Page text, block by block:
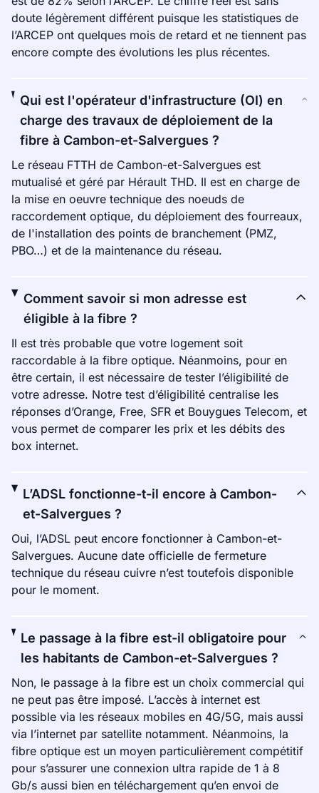
doute légèrement différent puisque les statistiques de
l’ARCEP ont quelques mois de retard et ne tiennent pas
encore compte des évolutions les plus récentes.
Qui est l'opérateur d'infrastructure (OI) en
charge des travaux de déploiement de la
fibre à Cambon-et-Salvergues ?
Le réseau FTTH de Cambon-et-Salvergues est
mutualisé et géré par Hérault THD. Il est en charge de
la mise en oeuvre technique des noeuds de
raccordement optique, du déploiement des fourreaux,
de l'installation des points de branchement (PMZ,
PBO…) et de la maintenance du réseau.
Comment savoir si mon adresse est
éligible à la fibre ?
Il est très probable que votre logement soit
raccordable à la fibre optique. Néanmoins, pour en
être certain, il est nécessaire de tester l’éligibilité de
votre adresse. Notre test d’éligibilité centralise les
réponses d’Orange, Free, SFR et Bouygues Telecom, et
vous permet de comparer les prix et les débits des
box internet.
L’ADSL fonctionne-t-il encore à Cambon-
et-Salvergues ?
Oui, l’ADSL peut encore fonctionner à Cambon-et-
Salvergues. Aucune date officielle de fermeture
technique du réseau cuivre n’est toutefois disponible
pour le moment.
Le passage à la fibre est-il obligatoire pour
les habitants de Cambon-et-Salvergues ?
Non, le passage à la fibre est un choix commercial qui
ne peut pas être imposé. L’accès à internet est
possible via les réseaux mobiles en 4G/5G, mais aussi
via l’internet par satellite notamment. Néanmoins, la
fibre optique est un moyen particulièrement compétitif
pour s’assurer une connexion ultra rapide de 1 à 8
Gb/s aussi bien en téléchargement qu’en envoi de